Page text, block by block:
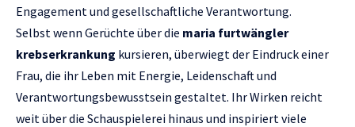
Engagement und gesellschaftliche Verantwortung.
Selbst wenn Gerüchte über die maria furtwängler
krebserkrankung kursieren, überwiegt der Eindruck einer
Frau, die ihr Leben mit Energie, Leidenschaft und
Verantwortungsbewusstsein gestaltet. Ihr Wirken reicht
weit über die Schauspielerei hinaus und inspiriert viele